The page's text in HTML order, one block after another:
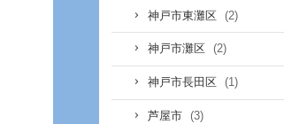
神戸市東灘区 (2)
神戸市灘区 (2)
神戸市長田区 (1)
芦屋市 (3)